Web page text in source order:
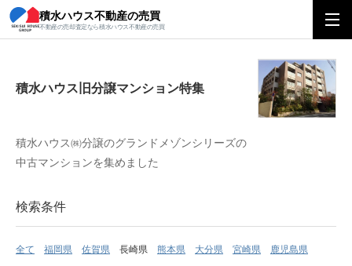
積水ハウス不動産の売買
不動産の売却査定なら積水ハウス不動産の売買
積水ハウス旧分譲マンション特集
積水ハウス旧分譲マンション特集
積水ハウス㈱分譲のグランドメゾンシリーズの
中古マンションを集めました
検索条件
全て 福岡県 佐賀県 長崎県 熊本県 大分県 宮崎県 鹿児島県